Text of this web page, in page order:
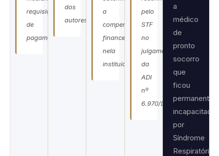
requisição
de
pagamento.”
dos
autores.”
a
compensação
financeira
nela
instituída.”
pelo
STF
no
julgamento
da
ADI
nº
6.970/DF.”
a
médico
de
pronto
socorro
que
ficou
incapacitado
por
Síndrome
Respiratória